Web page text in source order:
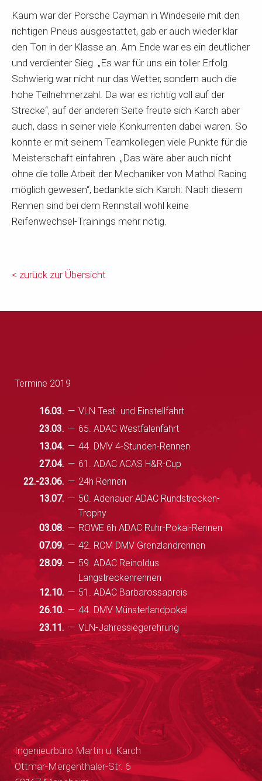
Kaum war der Porsche Cayman in Windeseile mit den
richtigen Pneus ausgestattet, gab er auch wieder klar
den Ton in der Klasse an. Am Ende war es ein deutlicher
und verdienter Sieg. „Es war für uns ein toller Erfolg.
Schwierig war nicht nur das Wetter, sondern auch die
hohe Teilnehmerzahl. Da war es richtig voll auf der
Strecke“, auf der anderen Seite freute sich Karch aber
auch, dass in seiner viele Konkurrenten dabei waren. So
konnte er mit seinem Teamkollegen viele Punkte für die
Meisterschaft einfahren. „Das wäre aber auch nicht
ohne die tolle Arbeit der Mechaniker von Mathol Racing
möglich gewesen“, bedankte sich Karch. Nach diesem
Rennen sind bei dem Rennstall wohl keine
Reifenwechsel-Trainings mehr nötig.
< zurück zur Übersicht
Termine 2019
16.03.
VLN Test- und Einstellfahrt
23.03.
65. ADAC Westfalenfahrt
13.04.
44. DMV 4-Stunden-Rennen
27.04.
61. ADAC ACAS H&R-Cup
22.-23.06.
24h Rennen
13.07.
50. Adenauer ADAC Rundstrecken-
Trophy
03.08.
ROWE 6h ADAC Ruhr-Pokal-Rennen
07.09.
42. RCM DMV Grenzlandrennen
28.09.
59. ADAC Reinoldus
Langstreckenrennen
12.10.
51. ADAC Barbarossapreis
26.10.
44. DMV Münsterlandpokal
23.11.
VLN-Jahressiegerehrung
Ingenieurbüro Martin u. Karch
Ottmar-Mergenthaler-Str. 6